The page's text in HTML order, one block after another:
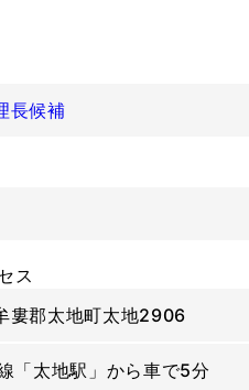
長候補
ス
婁郡太地町太地2906
「太地駅」から車で5分